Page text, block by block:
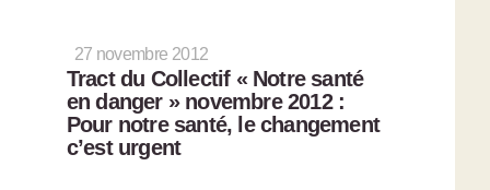
27 novembre 2012
Tract du Collectif « Notre santé
en danger » novembre 2012 :
Pour notre santé, le changement
c’est urgent